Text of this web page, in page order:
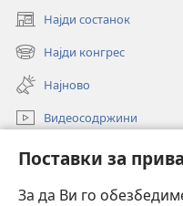
Поставки за
За да Ви го
Најди состанок
(opens
new
window)
Најди конгрес
(opens
new
window)
Најново
Видеосодржини